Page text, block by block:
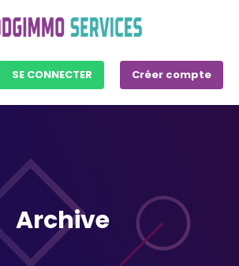
SE CONNECTER Créer compte
Archive